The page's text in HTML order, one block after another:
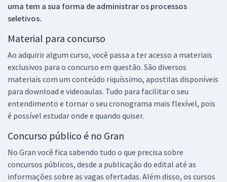
uma tem a sua forma de administrar os processos
seletivos.
Material para concurso
Ao adquirir algum curso, você passa a ter acesso a materiais
exclusivos para o concurso em questão. São diversos
materiais com um conteúdo riquíssimo, apostilas disponíveis
para download e videoaulas. Tudo para facilitar o seu
entendimento e tornar o seu cronograma mais flexível, pois
é possível estudar onde e quando quiser.
Concurso público é no Gran
No Gran você fica sabendo tudo o que precisa sobre
concursos públicos, desde a publicação do edital até as
informações sobre as vagas ofertadas. Além disso, os cursos